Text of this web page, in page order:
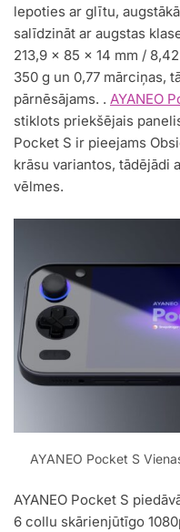
lepoties ar glītu,
salīdzināt ar augstas
213,9 x 85 x 14 mm /
350 g un 0,77 mārciņas,
pārnēsājams. . AYANEO
stiklots priekšējais
Pocket S ir pieejams
krāsu variantos, tādējādi
vēlmes.
AYANEO Pocket S
AYANEO Pocket S
6 collu skārienjūtīgo